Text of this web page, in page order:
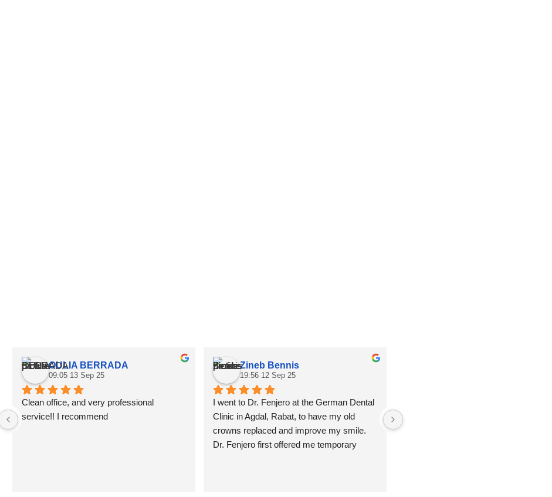
OULIA BERRADA
09:05 13 Sep 25
Clean office, and very professional
service!! I recommend
Zineb Bennis
19:56 12 Sep 25
I went to Dr. Fenjero at the German Dental
Clinic in Agdal, Rabat, to have my old
crowns replaced and improve my smile.
Dr. Fenjero first offered me temporary